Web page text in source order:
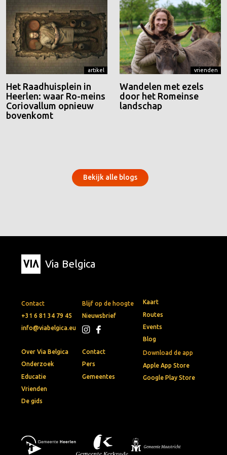
artikel
Het Raadhuisplein in
Heerlen: waar Ro-meins
Coriovallum opnieuw
bovenkomt
vrienden
Wandelen met ezels
door het Romeinse
landschap
Bekijk alle blogs
Via Belgica
Contact
+31 6 81 34 79 45
info@viabelgica.eu
Blijf op de hoogte
Nieuwsbrief
Download de app
Apple App Store
Google Play Store
Kaart
Routes
Events
Blog
Over Via Belgica
Onderzoek
Educatie
Vrienden
De gids
Contact
Pers
Gemeentes